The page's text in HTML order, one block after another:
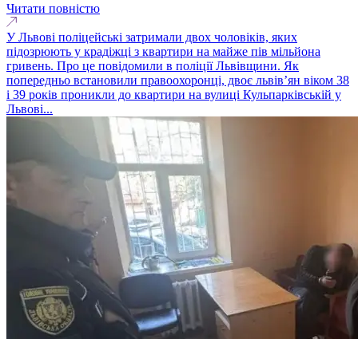
Читати повністю
У Львові поліцейські затримали двох чоловіків, яких
підозрюють у крадіжці з квартири на майже пів мільйона
гривень. Про це повідомили в поліції Львівщини. Як
попередньо встановили правоохоронці, двоє львів’ян віком 38
і 39 років проникли до квартири на вулиці Кульпарківській у
Львові...